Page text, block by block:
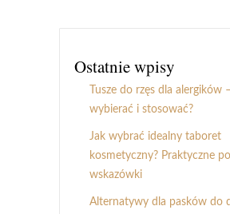
Ostatnie wpisy
Tusze do rzęs dla alergików
wybierać i stosować?
Jak wybrać idealny taboret
kosmetyczny? Praktyczne
wskazówki
Alternatywy dla pasków do